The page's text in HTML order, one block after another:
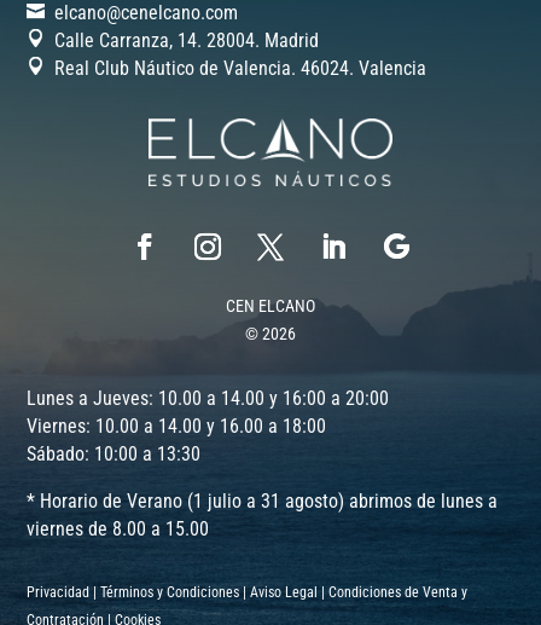
elcano@cenelcano.com
Calle Carranza, 14. 28004. Madrid
Real Club Náutico de Valencia. 46024. Valencia
CEN ELCANO
© 2026
Lunes a Jueves: 10.00 a 14.00 y 16:00 a 20:00
Viernes: 10.00 a 14.00 y 16.00 a 18:00
Sábado: 10:00 a 13:30
* Horario de Verano (1 julio a 31 agosto) abrimos de lunes a
viernes de 8.00 a 15.00
Privacidad |Términos y Condiciones|Aviso Legal |Condiciones de Venta y
Contratación |Cookies